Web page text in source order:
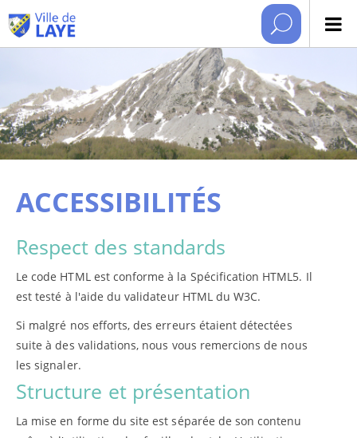
ACCESSIBILITÉS
Respect des standards
Le code HTML est conforme à la Spécification HTML5. Il
est testé à l'aide du validateur HTML du W3C.
Si malgré nos efforts, des erreurs étaient détectées
suite à des validations, nous vous remercions de nous
les signaler.
Structure et présentation
La mise en forme du site est séparée de son contenu